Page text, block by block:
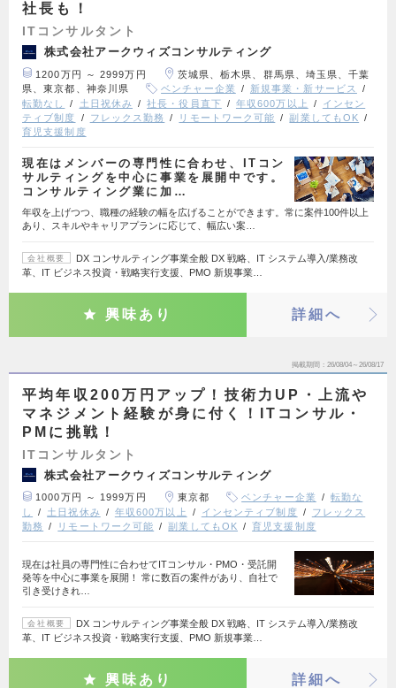
社長も！
ITコンサルタント
株式会社アークウィズコンサルティング
1200万円 ～ 2999万円
茨城県、栃木県、群馬県、埼玉県、千葉
県、東京都、神奈川県
ベンチャー企業
新規事業・新サービス
転勤なし
土日祝休み 社長・役員直下 年収600万以上
インセン
ティブ制度
フレックス勤務 リモートワーク可能
副業してもOK
育児支援制度
現在はメンバーの専門性に合わせ、ITコン
サルティングを中心に事業を展開中です。
コンサルティング業に加…
年収を上げつつ、職種の経験の幅を広げることができます。常に案件100件以上
あり、スキルやキャリアプランに応じて、幅広い案…
会社概要
DX コンサルティング事業全般 DX 戦略、IT システム導入/業務改
革、IT ビジネス投資・戦略実行支援、PMO 新規事業…
興味あり 詳細へ
掲載期間 26/08/04～26/08/17
平均年収200万円アップ！技術力UP・上流や
マネジメント経験が身に付く！ITコンサル・
PMに挑戦！
ITコンサルタント
株式会社アークウィズコンサルティング
1000万円 ～ 1999万円 東京都 ベンチャー企業
転勤な
し
土日祝休み 年収600万以上 インセンティブ制度
フレックス
勤務
リモートワーク可能 副業してもOK 育児支援制度
現在は社員の専門性に合わせてITコンサル・PMO・受託開
発等を中心に事業を展開！ 常に数百の案件があり、自社で
引き受けきれ…
会社概要
DX コンサルティング事業全般 DX 戦略、IT システム導入/業務改
革、IT ビジネス投資・戦略実行支援、PMO 新規事業…
興味あり 詳細へ